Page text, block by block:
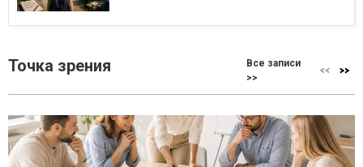
Точка зрения
Все записи
>>